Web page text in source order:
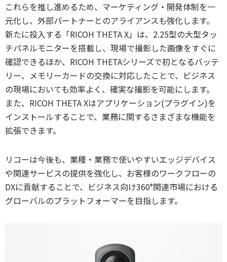
これらを推し進めるため、マーケティング・開発体制を一
元化し、外部パートナーとのアライアンスも強化します。
新たに投入する「RICOH THETA X」は、2.25型の大型タッ
チパネルモニターを搭載し、現場で撮影した画像をすぐに
確認できるほか、RICOH THETAシリーズで初となるバッテ
リー、メモリーカードの交換に対応したことで、ビジネス
の現場においても効率よく、確実な撮影を可能にします。
また、RICOH THETA Xはアプリケーション(プラグイン)を
インストールすることで、業務に関するさまざまな機能を
拡張できます。
リコーは今後も、業種・業務で使いやすいエッジデバイス
や関連サービスの提供を強化し、お客様のワークフローの
DXに貢献することで、ビジネス向け360°関連市場における
グローバルのプラットフォーマーを目指します。